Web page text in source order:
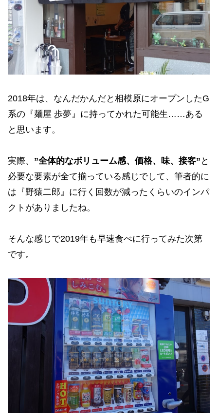
2018年は、なんだかんだと相模原にオープンしたG
系の『麺屋 歩夢』に持ってかれた可能生……ある
と思います。
実際、 ”全体的なボリューム感、価格、味、接客” と
必要な要素が全て揃っている感じでして、筆者的に
は『野猿二郎』に行く回数が減ったくらいのインパ
クトがありましたね。
そんな感じで2019年も早速食べに行ってみた次第
です。